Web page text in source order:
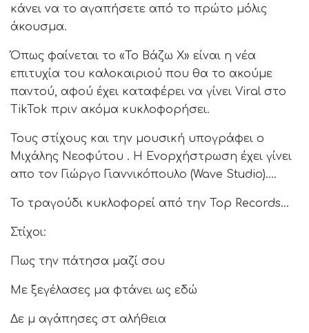
κάνει να το αγαπήσετε από το πρώτο μόλις
άκουσμα.
Όπως φαίνεται το «Το Βάζω Χ» είναι η νέα
επιτυχία του καλοκαιριού που θα το ακούμε
παντού, αφού έχει καταφέρει να γίνει Viral στο
TikTok πριν ακόμα κυκλοφορήσει.
Τους στίχους και την μουσική υπογράφει ο
Μιχάλης Νεοφύτου . Η Ενορχήστρωση έχει γίνει
απο τον Γιώργο Γιαννικόπουλο (Wave Studio)….
Το τραγούδι κυκλοφορεί από την Top Records…
Στίχοι:
Πως την πάτησα μαζί σου
Με ξεγέλασες μα φτάνει ως εδώ
Δε μ αγάπησες στ αλήθεια